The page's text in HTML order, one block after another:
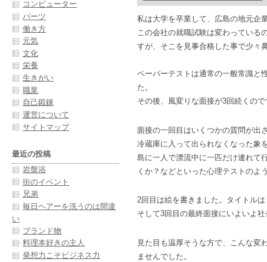
私は大学を卒業して、広島の地元企
この会社の就職試験は変わっている
すが、そこを見事合格した事で少々
ペーパーテストは通常の一般常識と
た。
その後、風変りな面接が3回続くので
面接の一回目はいくつかの質問が出
冷蔵庫に入って出られなくなった象
島に一人で漂流中に一匹だけ連れて
くか？などといった心理テストのよ
2回目は絵を書きました。タイトル
そして3回目の最終面接にいよいよ
見た目も温厚そうな方で、こんな変
ませんでした。
コンピューター
パーツ
働き方
元気
文化
栄養
生きがい
職業
自己鍛錬
運営について
サイトマップ
最近の投稿
岩盤浴
街のイベント
兄弟
毎日ヘアーを洗うのは間違
い
ブランド物
料理本好きの主人
発想力こそビジネス力